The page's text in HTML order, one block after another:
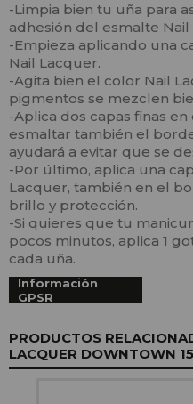
-Limpia bien tu uña para
adhesión del esmalte Nail
-Empieza aplicando una
Nail Lacquer.
-Agita bien el color Nail
pigmentos se mezclen
-Aplica dos capas finas en
esmaltar también el
ayudará a evitar que se
-Por último, aplica una
Lacquer, también en el
brillo y protección.
-Si quieres que tu
pocos minutos, aplica 1
cada uña.
Información
GPSR
PRODUCTOS
LACQUER DOWNTOWN